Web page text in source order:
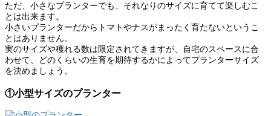
ただ、小さなプランターでも、それなりのサイズに育てて楽しむこ
とは出来ます。
小さいプランターだからトマトやナスがまったく育たないというこ
とはありません。
実のサイズや穫れる数は限定されてきますが、自宅のスペースに合
わせて、どのくらいの生育を期待するかによってプランターサイズ
を決めましょう。
①小型サイズのプランター